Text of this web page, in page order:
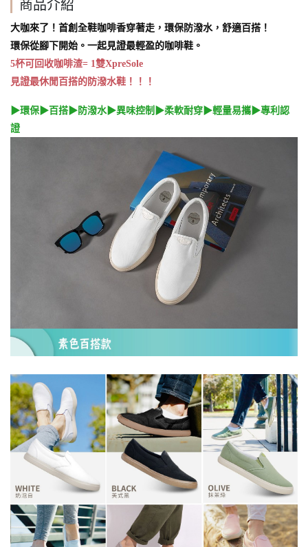
商品介紹
大咖來了！ 首創全鞋咖啡香穿著走，環保防潑水，舒適百搭！
環保從腳下開始。一起見證最輕盈的咖啡鞋。
5杯可回收咖啡渣= 1雙XpreSole
見證最休閒百搭的防潑水鞋！！！
▶環保▶百搭▶防潑水▶異味控制▶柔軟耐穿▶輕量易攜▶專利認
證